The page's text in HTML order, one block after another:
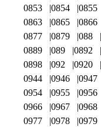
0853
0854 0855
0863
0865 0866
0877
0879 088
0889
089 0892
0898
092 0920
0944
0946 0947
0954
0955 0956
0966
0967 0968
0977
0978 0979